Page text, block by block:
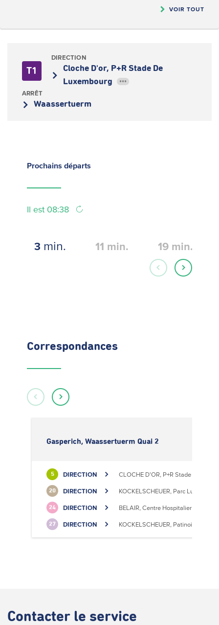
VOIR TOUT
T1
DIRECTION
Cloche D'or, P+R Stade De
Luxembourg
•••
ARRÊT
Waassertuerm
Prochains départs
Il est 08:38
3 min. 11 min. 19 min.
Correspondances
Gasperich, Waassertuerm Quai 2
5 DIRECTION CLOCHE D'OR, P+R Stade de
20 DIRECTION KOCKELSCHEUER, Parc Luxite
24 DIRECTION BELAIR, Centre Hospitalier
27 DIRECTION KOCKELSCHEUER, Patinoire
Contacter le service